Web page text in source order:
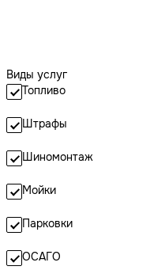
Виды услуг
Топливо
Штрафы
Шиномонтаж
Мойки
Парковки
ОСАГО